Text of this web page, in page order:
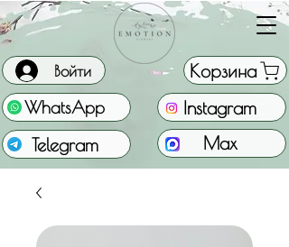
WhatsApp
Корзина
Войти
Telegram Max
Instagram